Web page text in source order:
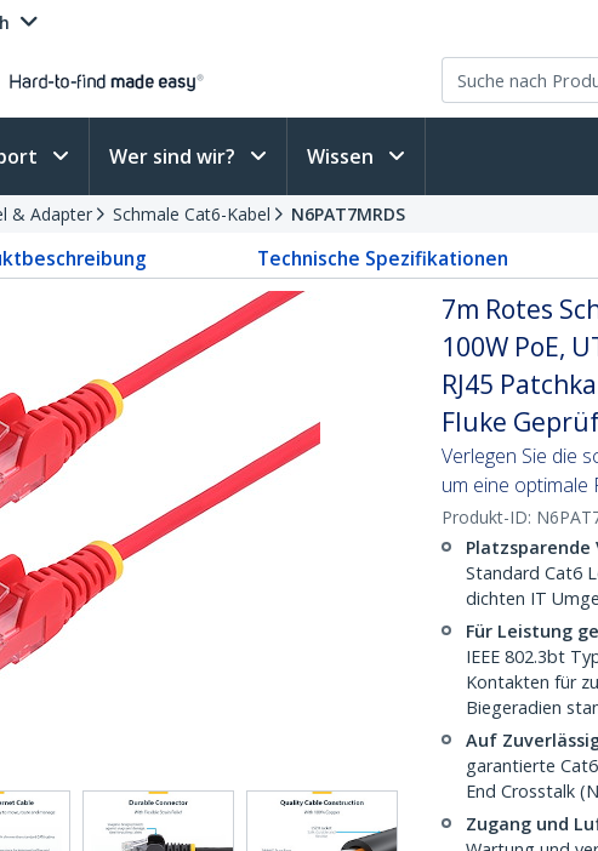
Wer sind wir? Wissen
& Adapter Schmale Cat6-Kabel N6PAT7MRDS
Technische Spezifikationen
7m Rotes
100W PoE,
RJ45
Fluke
Verlegen Sie die
um eine optimale
Produkt-ID:
Platzsparende
Standard Cat6
dichten IT
Für Leistung
IEEE 802.3bt
Kontakten für
Biegeradien
Auf
garantierte
End Crosstalk
Zugang und